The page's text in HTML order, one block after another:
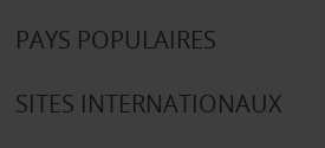
PAYS POPULAIRES
SITES INTERNATIONAUX